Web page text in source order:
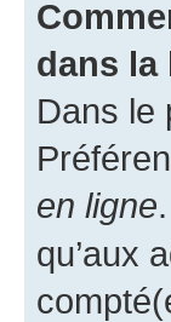
dans la
Dans le
en ligne
qu’aux